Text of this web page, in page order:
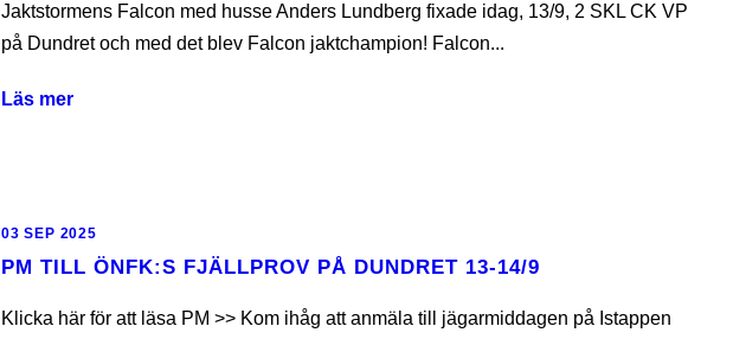
Jaktstormens Falcon med husse Anders Lundberg fixade idag, 13/9, 2 SKL CK VP
på Dundret och med det blev Falcon jaktchampion! Falcon...
Läs mer
03 SEP 2025
PM TILL ÖNFK:S FJÄLLPROV PÅ DUNDRET 13-14/9
Klicka här för att läsa PM >> Kom ihåg att anmäla till jägarmiddagen på Istappen